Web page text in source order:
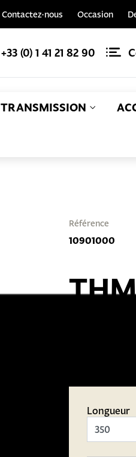
Contactez-nous Occasion
+33 (0) 1 41 21 82 90
TRANSMISSION
Référence
10901000
Longueur